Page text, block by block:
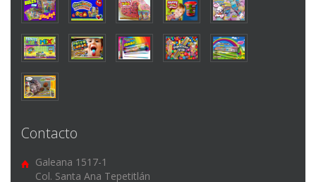
Contacto
Galeana 1517-1
Col. Santa Ana Tepetitlán